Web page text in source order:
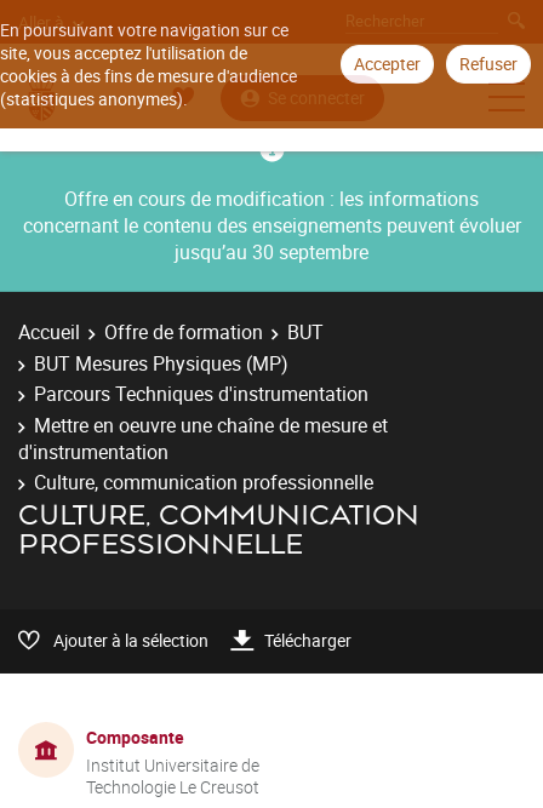
En poursuivant votre navigation sur ce
site, vous acceptez l'utilisation de
cookies à des fins de mesure d'audience
(statistiques anonymes).
Accepter Refuser
Aller à
Se connecter
Offre en cours de modification : les informations
concernant le contenu des enseignements peuvent évoluer
jusqu’au 30 septembre
Accueil Offre de formation
BUT
BUT Mesures Physiques (MP)
Parcours Techniques d'instrumentation
Mettre en oeuvre une chaîne de mesure et
d'instrumentation
Culture, communication professionnelle
CULTURE, COMMUNICATION
PROFESSIONNELLE
Ajouter à la sélection Télécharger
Composante
Institut Universitaire de
Technologie Le Creusot